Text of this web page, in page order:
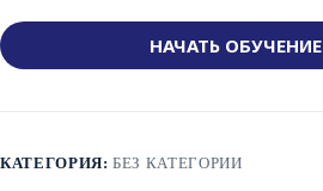
НАЧАТЬ ОБУЧЕНИЕ
КАТЕГОРИЯ:БЕЗ КАТЕГОРИИ